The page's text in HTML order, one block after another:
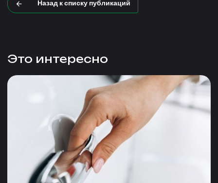
Назад к списку публикаций
Это интересно